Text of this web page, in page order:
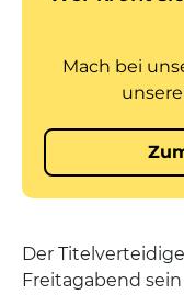
Der
Freitagabend